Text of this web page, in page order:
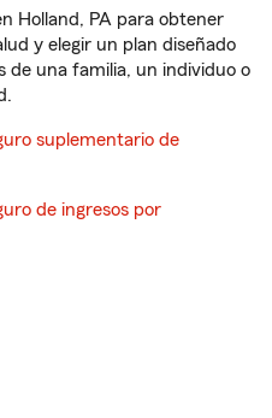
Holland, PA para obtener
y elegir un plan diseñado
de una familia, un individuo o
suplementario de
de ingresos por